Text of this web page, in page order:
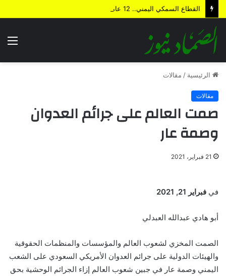
الرئيسية / مقالات
مقالات
صمت العالم على جرائم العدوان
وصمة عار
21 فبراير، 2021
في فبراير 21, 2021
أبو هادي عبدالله العبدلي
الصمت المخزي لشعوب العالم والمؤسسات والمنظمات الحقوقية
والهيئات الدولية على جرائم العدوان الأمريكي السعودي على الشعب
اليمني وصمة عار في جبين شعوب العالم إزاء الجرائم الوحشية بحق